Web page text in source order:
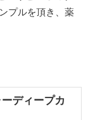
プルを頂き、薬
ディープカ